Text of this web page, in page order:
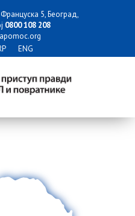
5, Београд,
0800 108 208
ENG